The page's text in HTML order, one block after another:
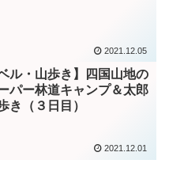
2021.12.05
ル・山歩き】四国山地の
パー林道キャンプ＆太郎
き（３日目）
2021.12.01